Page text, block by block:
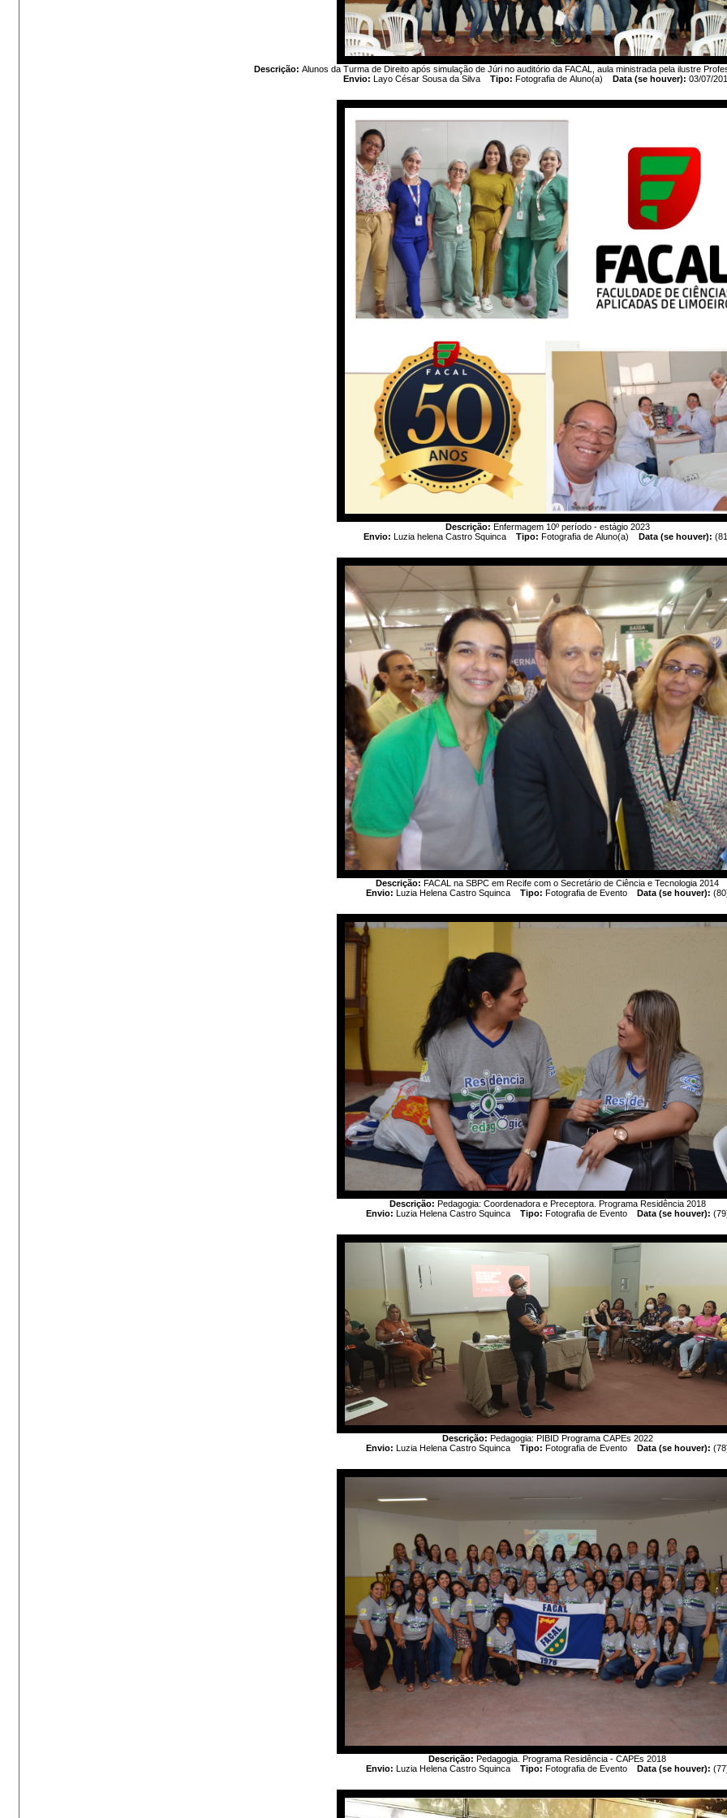
Descrição: Alunos da Turma de Direito após simulação de Júri no auditório da FACAL, aula ministrada pela ilustre
Envio: Layo César Sousa da Silva Tipo: Fotografia de Aluno(a) Data (se houver): 03/07/
Descrição: Enfermagem 10º período - estágio 2023
Envio: Luzia helena Castro Squinca Tipo: Fotografia de Aluno(a) Data (se houver):
Descrição: FACAL na SBPC em Recife com o Secretário de Ciência e Tecnologia 2014
Envio: Luzia Helena Castro Squinca Tipo: Fotografia de Evento Data (se houver):
Descrição: Pedagogia: Coordenadora e Preceptora. Programa Residência 2018
Envio: Luzia Helena Castro Squinca Tipo: Fotografia de Evento Data (se houver):
Descrição: Pedagogia: PIBID Programa CAPEs 2022
Envio: Luzia Helena Castro Squinca Tipo: Fotografia de Evento Data (se houver):
Descrição: Pedagogia. Programa Residência - CAPEs 2018
Envio: Luzia Helena Castro Squinca Tipo: Fotografia de Evento Data (se houver):